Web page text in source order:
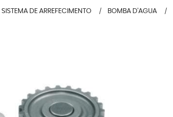
SISTEMA DE ARREFECIMENTO BOMBA D'AGUA